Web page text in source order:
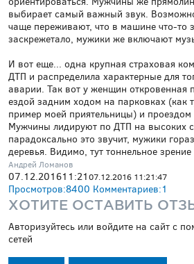
выбирает самый важный звук.
чаще переживают, что в машине что-то
заскрежетало, мужики же включают
И вот еще... одна крупная страховая
ДТП и распределила характерные для
аварии. Так вот у женщин откровенная
ездой задним ходом на парковках (как
пример моей приятельницы) и проездом
Мужчины лидируют по ДТП на высоких
парадоксально это звучит, мужики
деревья. Видимо, тут тоннельное
Андрей Ломанов
07.12.201611:2107.12.2016 11:21:47
Просмотров:8400 Комментариев:1
ХОТИТЕ ОСТАВИТЬ
Авторизуйтесь или войдите на сайт с
сетей